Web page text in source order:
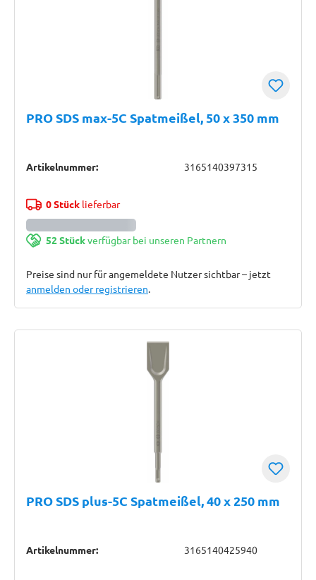
PRO SDS max-5C Spatmeißel, 50 x 350 mm
Artikelnummer: 3165140397315
0 Stücklieferbar
52 Stückverfügbar bei unseren Partnern
Preise sind nur für angemeldete Nutzer sichtbar – jetzt
anmelden oder registrieren.
PRO SDS plus-5C Spatmeißel, 40 x 250 mm
Artikelnummer: 3165140425940